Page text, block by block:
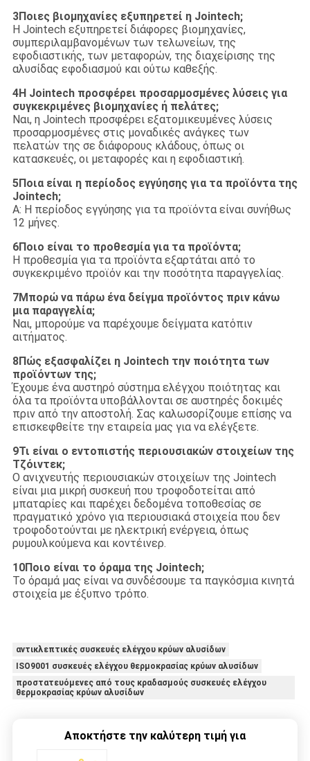
3Ποιες βιομηχανίες εξυπηρετεί η Jointech;
Η Jointech εξυπηρετεί διάφορες βιομηχανίες,
συμπεριλαμβανομένων των τελωνείων, της
εφοδιαστικής, των μεταφορών, της διαχείρισης της
αλυσίδας εφοδιασμού και ούτω καθεξής.
4Η Jointech προσφέρει προσαρμοσμένες λύσεις για
συγκεκριμένες βιομηχανίες ή πελάτες;
Ναι, η Jointech προσφέρει εξατομικευμένες λύσεις
προσαρμοσμένες στις μοναδικές ανάγκες των
πελατών της σε διάφορους κλάδους, όπως οι
κατασκευές, οι μεταφορές και η εφοδιαστική.
5Ποια είναι η περίοδος εγγύησης για τα προϊόντα της
Jointech;
Α: Η περίοδος εγγύησης για τα προϊόντα είναι συνήθως
12 μήνες.
6Ποιο είναι το προθεσμία για τα προϊόντα;
Η προθεσμία για τα προϊόντα εξαρτάται από το
συγκεκριμένο προϊόν και την ποσότητα παραγγελίας.
7Μπορώ να πάρω ένα δείγμα προϊόντος πριν κάνω
μια παραγγελία;
Ναι, μπορούμε να παρέχουμε δείγματα κατόπιν
αιτήματος.
8Πώς εξασφαλίζει η Jointech την ποιότητα των
προϊόντων της;
Έχουμε ένα αυστηρό σύστημα ελέγχου ποιότητας και
όλα τα προϊόντα υποβάλλονται σε αυστηρές δοκιμές
πριν από την αποστολή. Σας καλωσορίζουμε επίσης να
επισκεφθείτε την εταιρεία μας για να ελέγξετε.
9Τι είναι ο εντοπιστής περιουσιακών στοιχείων της
Τζόιντεκ;
Ο ανιχνευτής περιουσιακών στοιχείων της Jointech
είναι μια μικρή συσκευή που τροφοδοτείται από
μπαταρίες και παρέχει δεδομένα τοποθεσίας σε
πραγματικό χρόνο για περιουσιακά στοιχεία που δεν
τροφοδοτούνται με ηλεκτρική ενέργεια, όπως
ρυμουλκούμενα και κοντέινερ.
10Ποιο είναι το όραμα της Jointech;
Το όραμά μας είναι να συνδέσουμε τα παγκόσμια κινητά
στοιχεία με έξυπνο τρόπο.
αντικλεπτικές συσκευές ελέγχου κρύων αλυσίδων
ISO9001 συσκευές ελέγχου θερμοκρασίας κρύων αλυσίδων
προστατευόμενες από τους κραδασμούς συσκευές ελέγχου
θερμοκρασίας κρύων αλυσίδων
Αποκτήστε την καλύτερη τιμή για